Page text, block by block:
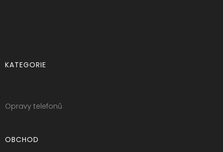
KATEGORIE
Opravy telefonů
OBCHOD